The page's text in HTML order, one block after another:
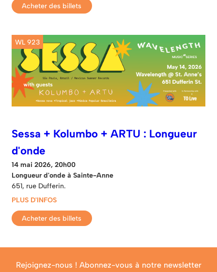
Acheter des billets
WL 923
Sessa + Kolumbo + ARTU : Longueur
d'onde
14 mai 2026, 20h00
Longueur d'onde à Sainte-Anne
651, rue Dufferin.
PLUS D'INFOS
Acheter des billets
Rejoignez-nous ! Abonnez-vous à notre newsletter